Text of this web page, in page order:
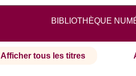
BIBLIOTHÈQUE
Afficher tous les titres